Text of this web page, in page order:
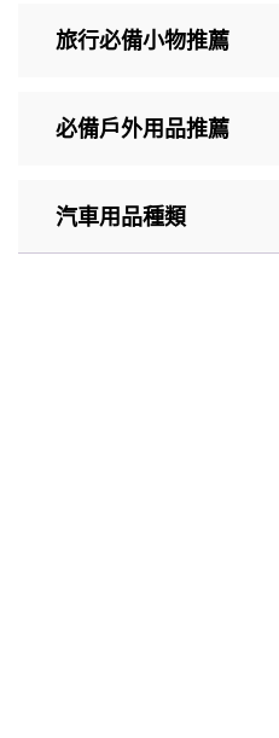
旅行必備小物推薦
必備戶外用品推薦
汽車用品種類